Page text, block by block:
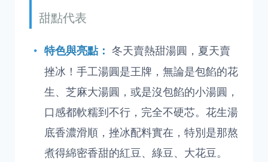
甜點代表
特色與亮點： 冬天賣熱甜湯圓，夏天賣
挫冰！手工湯圓是王牌，無論是包餡的花
生、芝麻大湯圓，或是沒包餡的小湯圓，
口感都軟糯到不行，完全不硬芯。花生湯
底香濃滑順，挫冰配料實在，特別是那熬
煮得綿密香甜的紅豆、綠豆、大花豆。